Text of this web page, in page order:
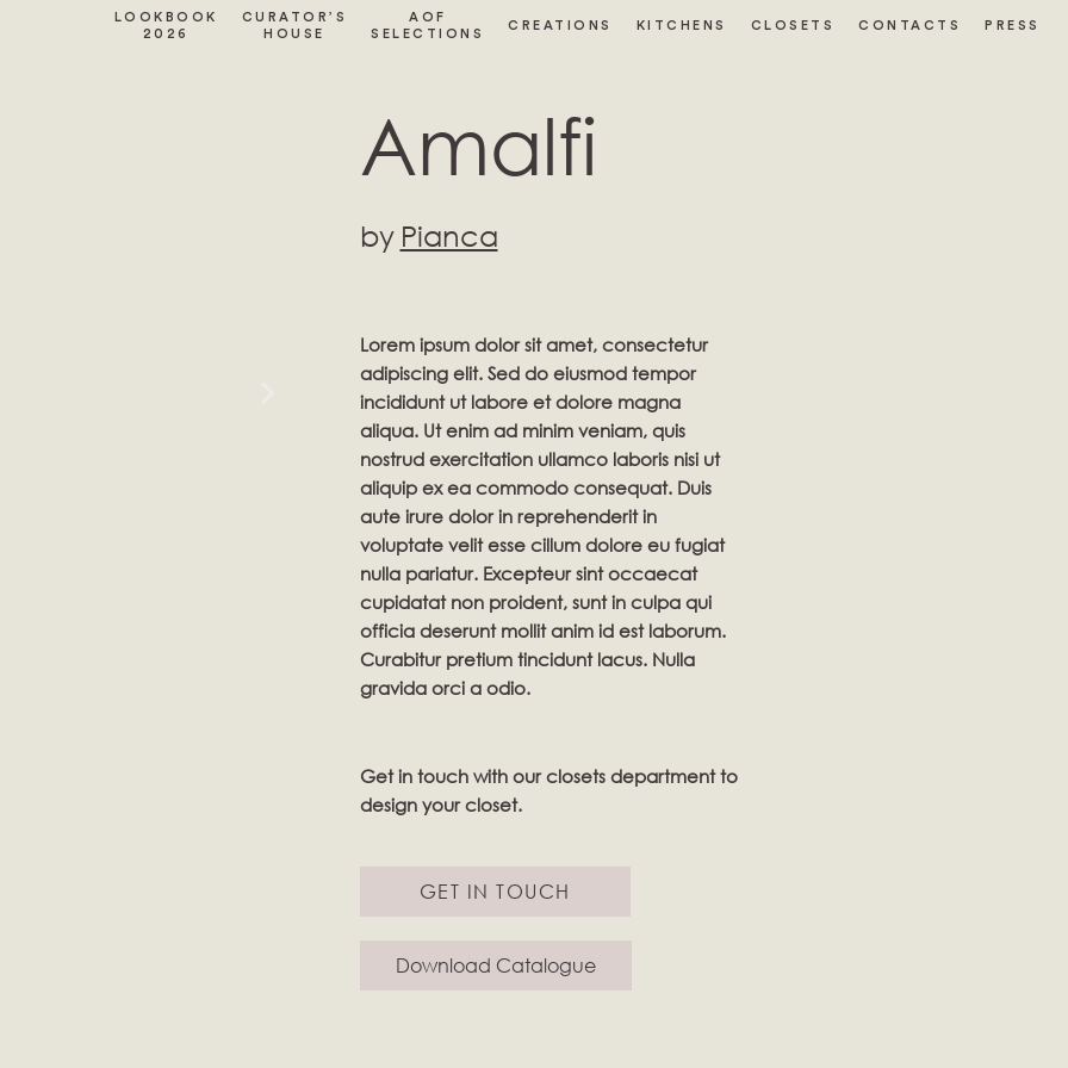
LOOKBOOK
2026
CURATOR’S
HOUSE
AOF
SELECTIONS
CREATIONS KITCHENS CLOSETS CONTACTS PRESS
Amalfi
by Pianca
Lorem ipsum dolor sit amet, consectetur
adipiscing elit. Sed do eiusmod tempor
incididunt ut labore et dolore magna
aliqua. Ut enim ad minim veniam, quis
nostrud exercitation ullamco laboris nisi ut
aliquip ex ea commodo consequat. Duis
aute irure dolor in reprehenderit in
voluptate velit esse cillum dolore eu fugiat
nulla pariatur. Excepteur sint occaecat
cupidatat non proident, sunt in culpa qui
officia deserunt mollit anim id est laborum.
Curabitur pretium tincidunt lacus. Nulla
gravida orci a odio.
Get in touch with our closets department to
design your closet.
GET IN TOUCH
Download Catalogue